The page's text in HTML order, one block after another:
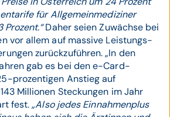
für Allgemeinmediziner
Prozent.“Daher seien Zuwächse bei
vor allem auf massive Leistungs-
zurückzuführen. „In den
gab es bei den e-Card-
prozentigen Anstieg auf
Millionen Steckungen im Jahr
fest.„Also jedes Einnahmenplus